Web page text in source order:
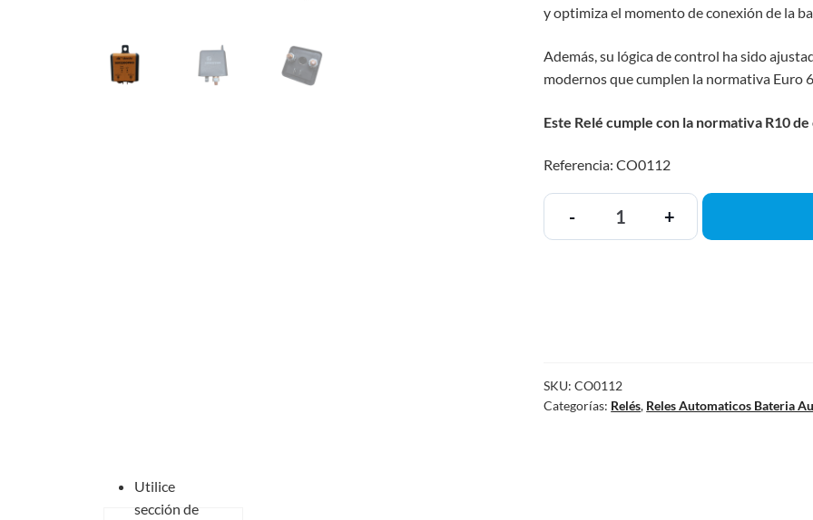
y optimiza el momento de conexión de la
Además, su lógica de control ha sido
modernos que cumplen la normativa Euro
Este Relé cumple con la normativa R10
Referencia: CO0112
- +
SKU:CO0112
Categorías: Relés, Reles Automaticos Bateria
Utilice
sección de